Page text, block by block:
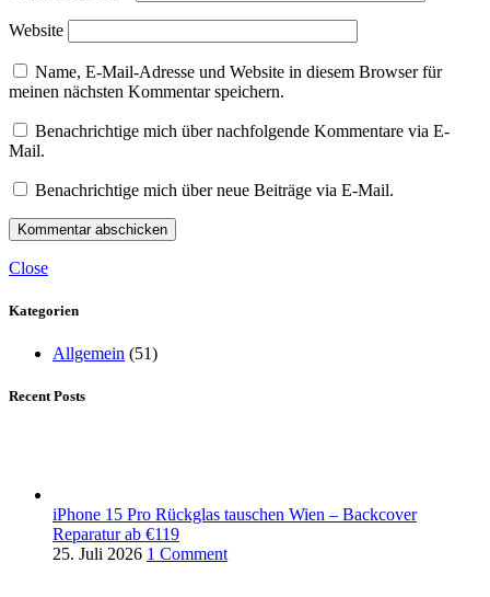
Website
Name, E-Mail-Adresse und Website in diesem Browser für
meinen nächsten Kommentar speichern.
Benachrichtige mich über nachfolgende Kommentare via E-
Mail.
Benachrichtige mich über neue Beiträge via E-Mail.
Close
Kategorien
Allgemein (51)
Recent Posts
iPhone 15 Pro Rückglas tauschen Wien – Backcover
Reparatur ab €119
25. Juli 2026 1 Comment